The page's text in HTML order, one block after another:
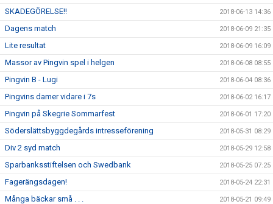
SKADEGÖRELSE!! 2018-06-13 14:36
Dagens match 2018-06-09 21:35
Lite resultat 2018-06-09 16:09
Massor av Pingvin spel i helgen 2018-06-08 08:55
Pingvin B - Lugi 2018-06-04 08:36
Pingvins damer vidare i 7s 2018-06-02 16:17
Pingvin på Skegrie Sommarfest 2018-06-01 17:20
Söderslättsbyggdegårds intresseförening 2018-05-31 08:29
Div 2 syd match 2018-05-29 12:58
Sparbanksstiftelsen och Swedbank 2018-05-25 07:25
Fagerängsdagen! 2018-05-24 22:31
Många bäckar små . . . 2018-05-21 09:49